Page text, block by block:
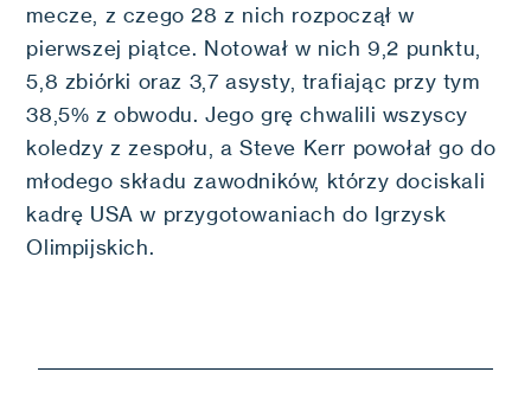
mecze, z czego 28 z nich rozpoczął w
pierwszej piątce. Notował w nich 9,2 punktu,
5,8 zbiórki oraz 3,7 asysty, trafiając przy tym
38,5% z obwodu. Jego grę chwalili wszyscy
koledzy z zespołu, a Steve Kerr powołał go do
młodego składu zawodników, którzy dociskali
kadrę USA w przygotowaniach do Igrzysk
Olimpijskich.